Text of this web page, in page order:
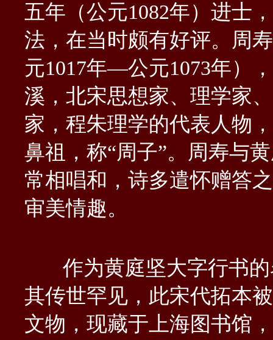
五年（公元1082年）进士
法，在当时颇有好评。周
元1017年—公元1073年）
溪，北宋思想家、理学家
家，程朱理学的代表人物
鼻祖，称“周子”。周寿与
常相唱和，诗多遣怀赠答
审美情趣。
作为黄庭坚大字行书的
其传世罕见，此宋代拓本
文物，现藏于上海图书馆